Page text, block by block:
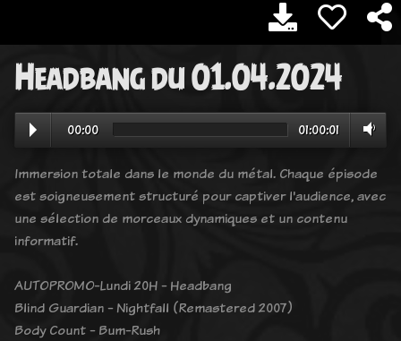
Headbang du 01.04.2024
00:00 01:00:01
Immersion totale dans le monde du métal. Chaque épisode
est soigneusement structuré pour captiver l'audience, avec
une sélection de morceaux dynamiques et un contenu
informatif.
AUTOPROMO-Lundi 20H - Headbang
Blind Guardian - Nightfall (Remastered 2007)
Body Count - Bum-Rush